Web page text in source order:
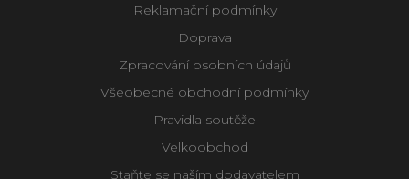
Reklamační podmínky
Doprava
Zpracování osobních údajů
Všeobecné obchodní podmínky
Pravidla soutěže
Velkoobchod
Staňte se naším dodavatelem